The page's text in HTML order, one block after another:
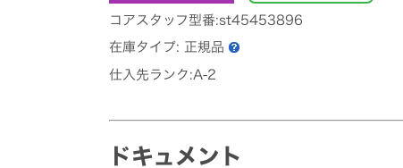
コアスタッフ型番:st45453896
在庫タイプ: 正規品
仕入先ランク:A-2
ドキュメント